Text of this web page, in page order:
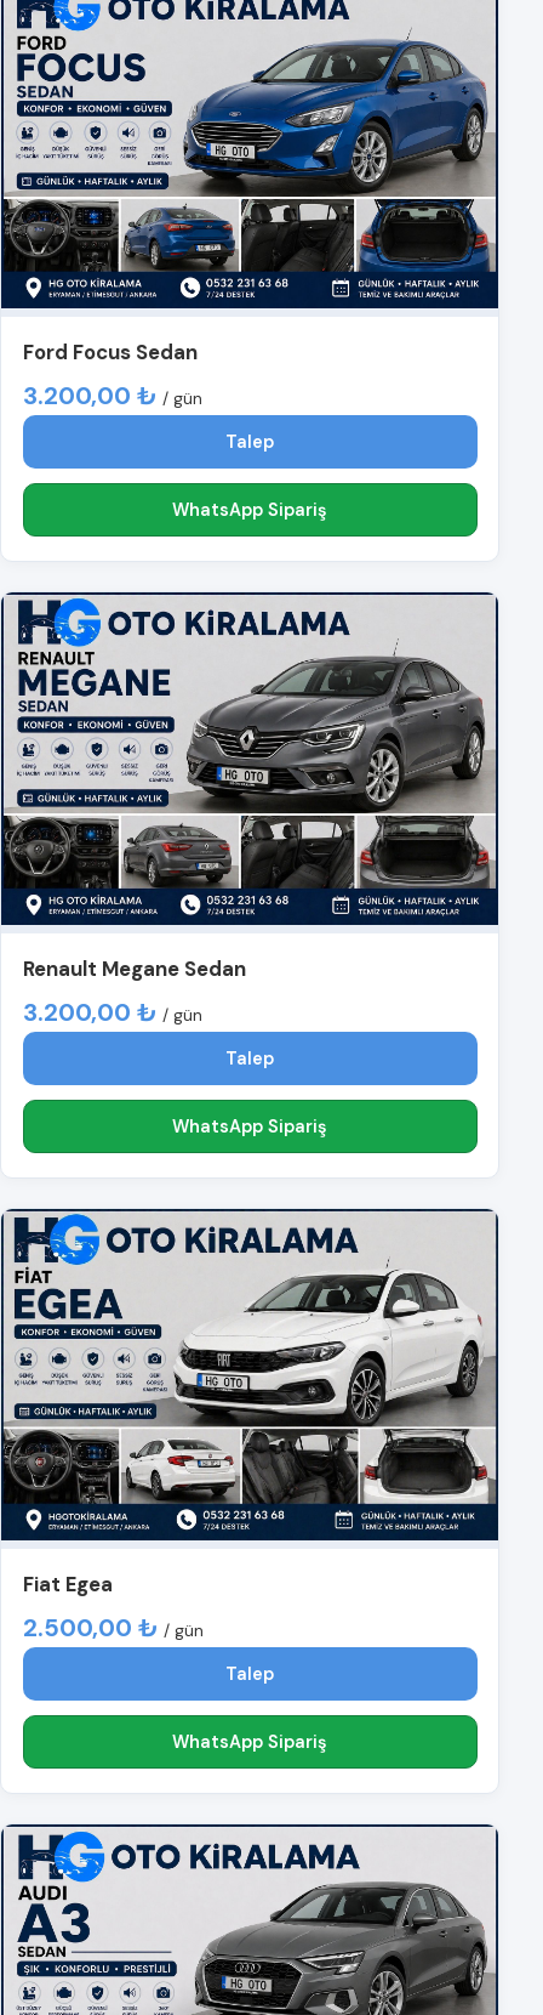
Ford Focus Sedan
3.200,00 ₺ / gün
Talep
WhatsApp Sipariş
Renault Megane Sedan
3.200,00 ₺ / gün
Talep
WhatsApp Sipariş
Fiat Egea
2.500,00 ₺ / gün
Talep
WhatsApp Sipariş